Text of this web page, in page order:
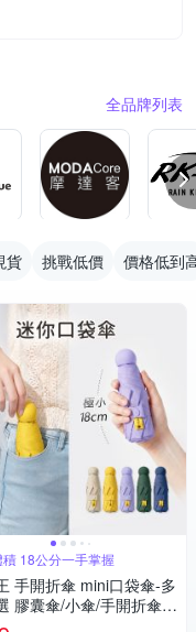
全品牌列表
貨 挑戰低價 價格低到
18公分一手掌握
手開折傘 mini口袋傘-多
膠囊傘/小傘/手開折傘/
/摺疊傘/小雨傘/輕量傘/